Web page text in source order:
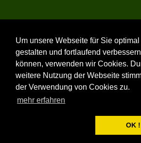
Um unsere Webseite für Sie optimal
gestalten und fortlaufend
können, verwenden wir Cookies.
weitere Nutzung der Webseite
der Verwendung von Cookies zu.
mehr erfahren
OK !